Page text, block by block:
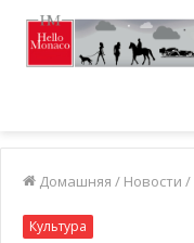
Домашняя / Новости /
Культура